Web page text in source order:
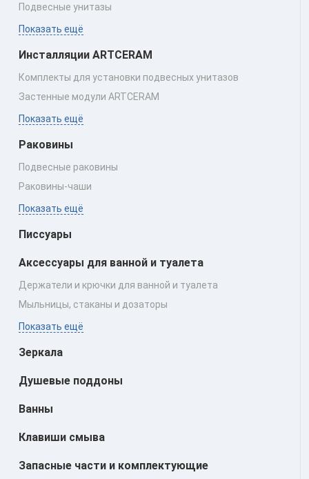
Подвесные унитазы
Показать ещё
Инсталляции ARTCERAM
Комплекты для установки подвесных унитазов
Застенные модули ARTCERAM
Показать ещё
Раковины
Подвесные раковины
Раковины‑чаши
Показать ещё
Писсуары
Аксессуары для ванной и туалета
Держатели и крючки для ванной и туалета
Мыльницы, стаканы и дозаторы
Показать ещё
Зеркала
Душевые поддоны
Ванны
Клавиши смыва
Запасные части и комплектующие